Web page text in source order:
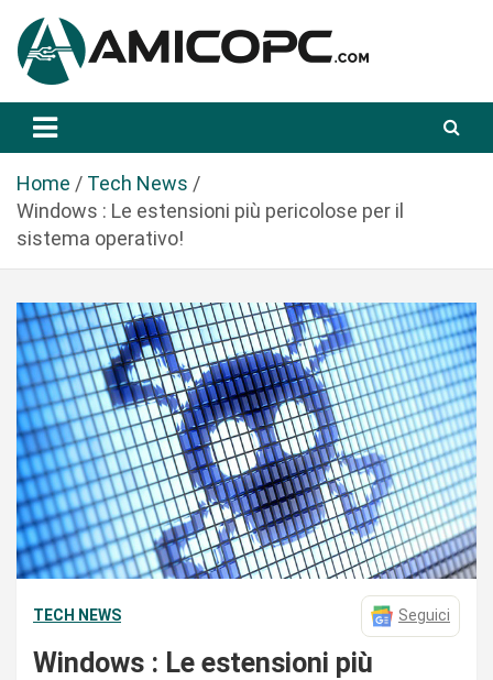
a
Amicopc.com
Home
Tech News
Windows : Le estensioni più pericolose per il
sistema operativo!
TECH NEWS Seguici
Windows : Le estensioni più